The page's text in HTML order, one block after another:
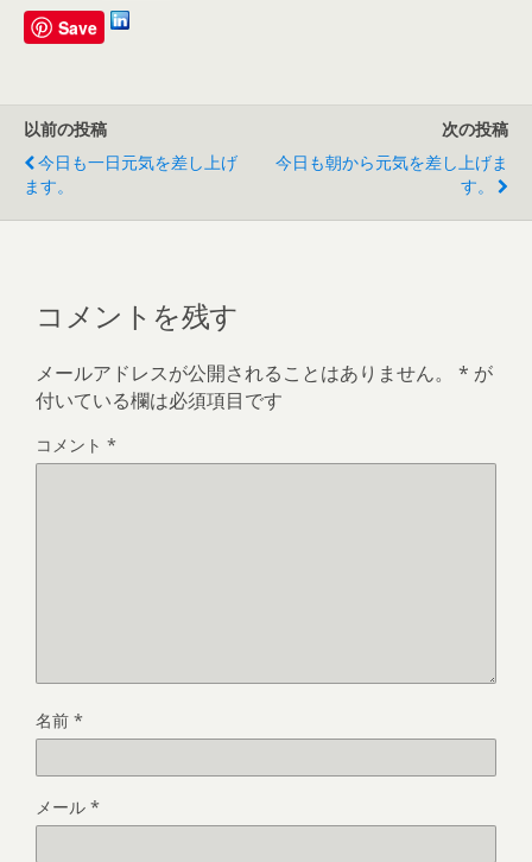
Save
以前の投稿
今日も一日元気を差し上げ
ます。
次の投稿
今日も朝から元気を差し上げま
す。
コメントを残す
メールアドレスが公開されることはありません。 * が
付いている欄は必須項目です
コメント *
名前 *
メール *